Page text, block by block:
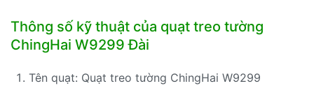
Thông số kỹ thuật của quạt treo tường
ChingHai W9299 Đài
Tên quạt: Quạt treo tường ChingHai W9299